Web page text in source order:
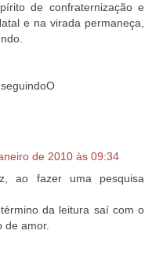
de confraternização e
e na virada permaneça,
de 2010 às 09:34
ao fazer uma pesquisa
da leitura saí com o
de amor.